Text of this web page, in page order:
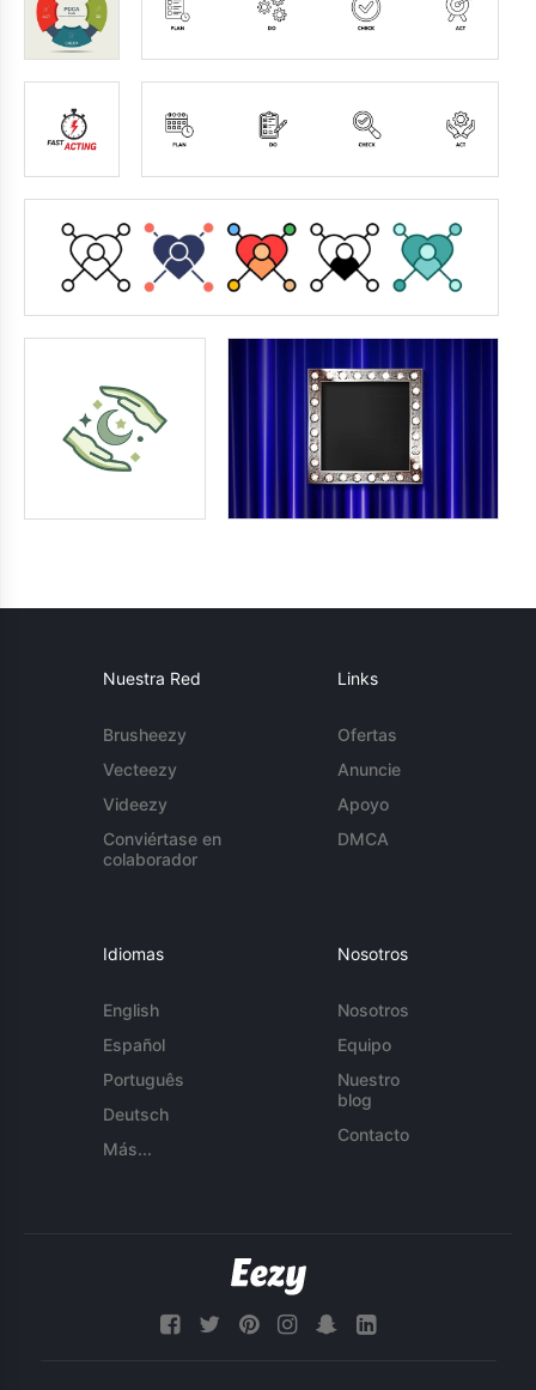
Nuestra Red
Brusheezy
Vecteezy
Videezy
Conviértase en
colaborador
Links
Ofertas
Anuncie
Apoyo
DMCA
Idiomas
English
Español
Português
Deutsch
Más...
Nosotros
Nosotros
Equipo
Nuestro
blog
Contacto